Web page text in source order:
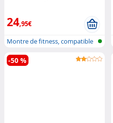
24,95€
Montre de fitness, compatible
ELESI...
-50 %